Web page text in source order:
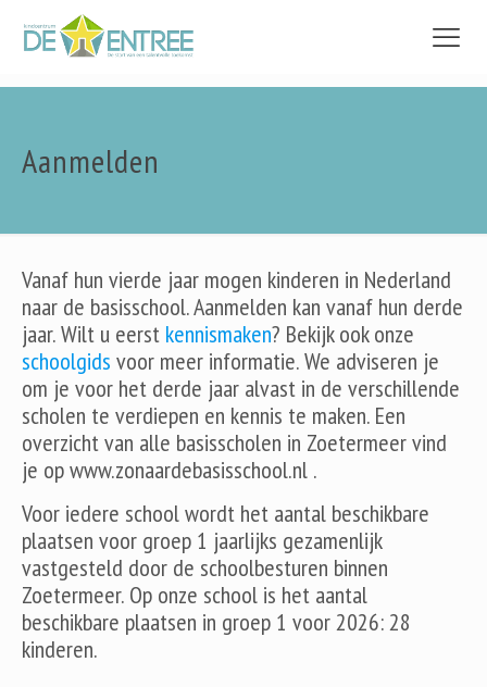
Aanmelden
Vanaf hun vierde jaar mogen kinderen in Nederland
naar de basisschool. Aanmelden kan vanaf hun derde
jaar. Wilt u eerst kennismaken? Bekijk ook onze
schoolgids voor meer informatie. We adviseren je
om je voor het derde jaar alvast in de verschillende
scholen te verdiepen en kennis te maken. Een
overzicht van alle basisscholen in Zoetermeer vind
je op www.zonaardebasisschool.nl .
Voor iedere school wordt het aantal beschikbare
plaatsen voor groep 1 jaarlijks gezamenlijk
vastgesteld door de schoolbesturen binnen
Zoetermeer. Op onze school is het aantal
beschikbare plaatsen in groep 1 voor 2026: 28
kinderen.